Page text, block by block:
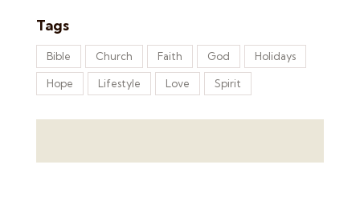
Tags
Bible Church Faith God Holidays
Hope Lifestyle Love Spirit